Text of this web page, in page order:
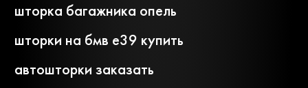
шторка багажника опель
шторки на бмв е39 купить
автошторки заказать